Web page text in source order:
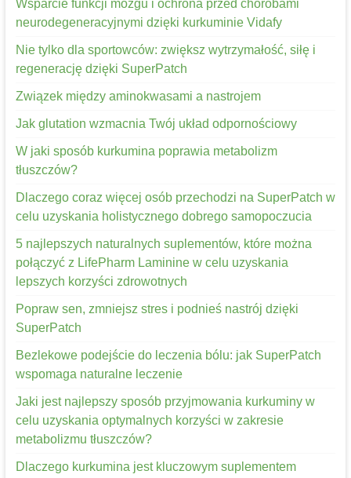
Wsparcie funkcji mózgu i ochrona przed chorobami
neurodegeneracyjnymi dzięki kurkuminie Vidafy
Nie tylko dla sportowców: zwiększ wytrzymałość, siłę i
regenerację dzięki SuperPatch
Związek między aminokwasami a nastrojem
Jak glutation wzmacnia Twój układ odpornościowy
W jaki sposób kurkumina poprawia metabolizm
tłuszczów?
Dlaczego coraz więcej osób przechodzi na SuperPatch w
celu uzyskania holistycznego dobrego samopoczucia
5 najlepszych naturalnych suplementów, które można
połączyć z LifePharm Laminine w celu uzyskania
lepszych korzyści zdrowotnych
Popraw sen, zmniejsz stres i podnieś nastrój dzięki
SuperPatch
Bezlekowe podejście do leczenia bólu: jak SuperPatch
wspomaga naturalne leczenie
Jaki jest najlepszy sposób przyjmowania kurkuminy w
celu uzyskania optymalnych korzyści w zakresie
metabolizmu tłuszczów?
Dlaczego kurkumina jest kluczowym suplementem